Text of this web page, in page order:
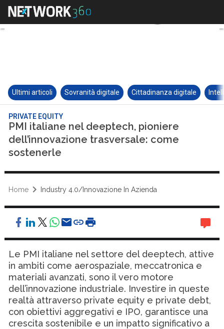
Ultimi articoli Sovranità digitale Cittadinanza digitale
PRIVATE EQUITY
PMI italiane nel deeptech, pioniere
dell’innovazione trasversale: come
sostenerle
Home Industry 4.0/Innovazione In Azienda
Le PMI italiane nel settore del deeptech, attive
in ambiti come aerospaziale, meccatronica e
materiali avanzati, sono il vero motore
dell’innovazione industriale. Investire in queste
realtà attraverso private equity e private debt,
con obiettivi aggregativi e IPO, garantisce una
crescita sostenibile e un impatto significativo a